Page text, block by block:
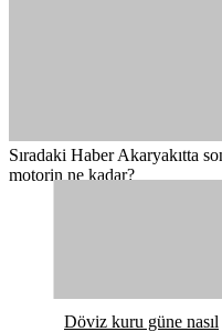
Sıradaki Haber Akaryakıtta
motorin ne kadar?
Döviz kuru güne nasıl